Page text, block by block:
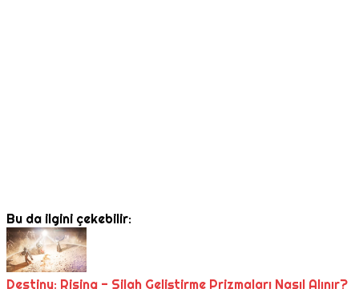
Bu da ilgini çekebilir:
Destiny: Rising - Silah Geliştirme Prizmaları Nasıl Alınır?